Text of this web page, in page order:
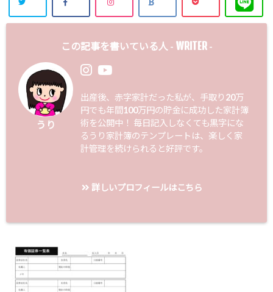
この記事を書いている人 - WRITER-
うり
出産後、赤字家計だった私が、手取り20万
円でも年間100万円の貯金に成功した家計簿
術を公開中！ 毎日記入しなくても黒字にな
るうり家計簿のテンプレートは、楽しく家
計管理を続けられると好評です。
詳しいプロフィールはこちら